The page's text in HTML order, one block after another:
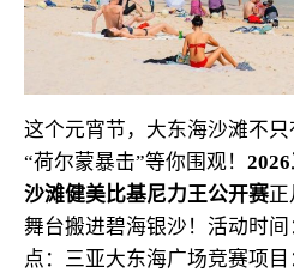
这个元宵节，大东海沙滩不
“荷尔蒙暴击”等你围观！
沙滩健美比基尼力王公开赛
舞台搬进碧海银沙！ 活动时间
点：三亚大东海广场竞赛项目